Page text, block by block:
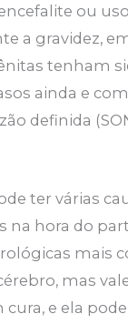
ou
a gravidez,
tenham
ainda e
definida
ter várias
na hora do
mais
mas
cura, e ela